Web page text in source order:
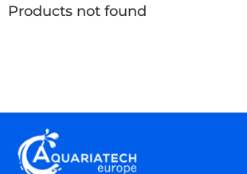
Products not found